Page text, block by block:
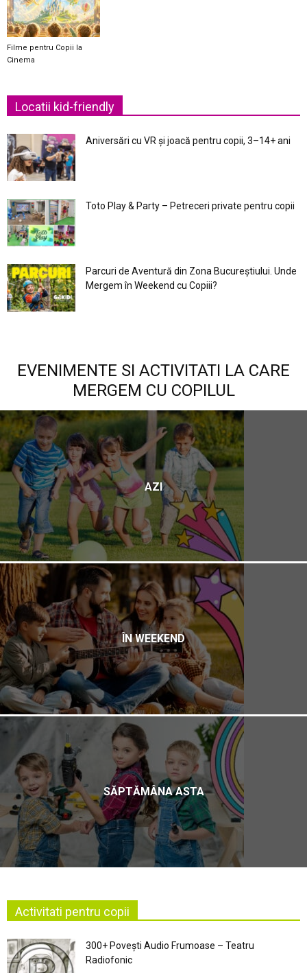
Filme pentru Copii la
Cinema
Locatii kid-friendly
Aniversări cu VR și joacă pentru copii, 3–14+ ani
Toto Play & Party – Petreceri private pentru copii
Parcuri de Aventură din Zona Bucureştiului. Unde
Mergem în Weekend cu Copiii?
EVENIMENTE SI ACTIVITATI LA CARE
MERGEM CU COPILUL
AZI
ÎN WEEKEND
SĂPTĂMÂNA ASTA
Activitati pentru copii
300+ Povești Audio Frumoase – Teatru
Radiofonic